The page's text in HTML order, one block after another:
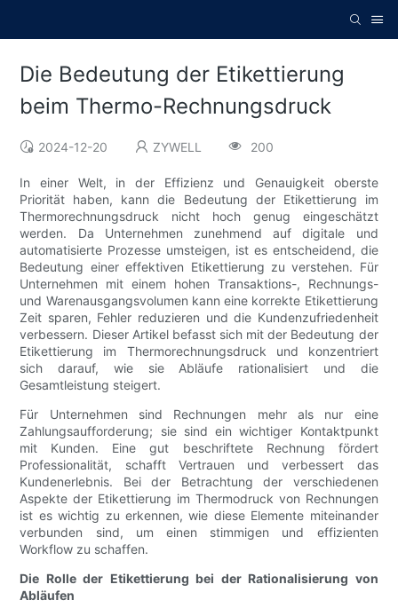
Die Bedeutung der Etikettierung
beim Thermo-Rechnungsdruck
2024-12-20 ZYWELL 200
In einer Welt, in der Effizienz und Genauigkeit oberste
Priorität haben, kann die Bedeutung der Etikettierung im
Thermorechnungsdruck nicht hoch genug eingeschätzt
werden. Da Unternehmen zunehmend auf digitale und
automatisierte Prozesse umsteigen, ist es entscheidend, die
Bedeutung einer effektiven Etikettierung zu verstehen. Für
Unternehmen mit einem hohen Transaktions-, Rechnungs-
und Warenausgangsvolumen kann eine korrekte Etikettierung
Zeit sparen, Fehler reduzieren und die Kundenzufriedenheit
verbessern. Dieser Artikel befasst sich mit der Bedeutung der
Etikettierung im Thermorechnungsdruck und konzentriert
sich darauf, wie sie Abläufe rationalisiert und die
Gesamtleistung steigert.
Für Unternehmen sind Rechnungen mehr als nur eine
Zahlungsaufforderung; sie sind ein wichtiger Kontaktpunkt
mit Kunden. Eine gut beschriftete Rechnung fördert
Professionalität, schafft Vertrauen und verbessert das
Kundenerlebnis. Bei der Betrachtung der verschiedenen
Aspekte der Etikettierung im Thermodruck von Rechnungen
ist es wichtig zu erkennen, wie diese Elemente miteinander
verbunden sind, um einen stimmigen und effizienten
Workflow zu schaffen.
Die Rolle der Etikettierung bei der Rationalisierung von
Abläufen